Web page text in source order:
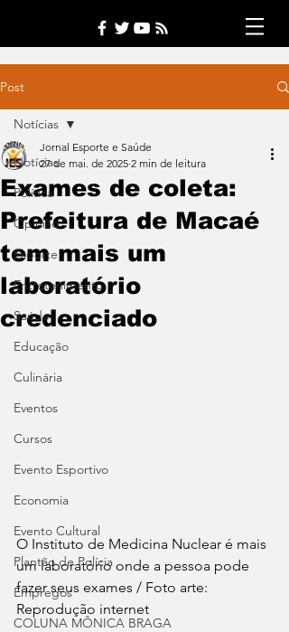
Post
Notícias
Política
Opinião
Esporte
Entretenimento
Saúde
Educação
Culinária
Eventos
Cursos
Evento Esportivo
Economia
Evento Cultural
Plantão de Polícia
Empregos
COLUNA MÔNICA BRAGA
Notícias
Exames de coleta:
Prefeitura de Macaé
tem mais um
laboratório
credenciado
Jornal Esporte e Saúde
27 de mai. de 2025 2 min de leitura
O Instituto de Medicina Nuclear é mais
um laboratório onde a pessoa pode
fazer seus exames / Foto arte:
Reprodução internet